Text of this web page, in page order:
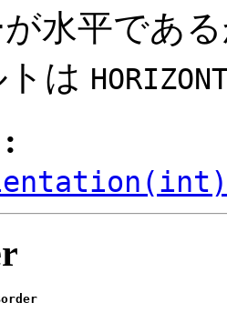
水平であ
は